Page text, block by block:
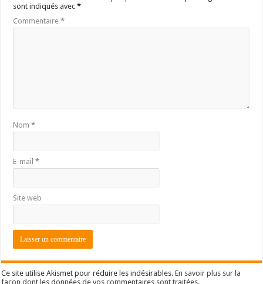
sont indiqués avec*
Commentaire*
Nom*
E-mail*
Site web
Ce site utilise Akismet pour réduire les indésirables.En savoir plus sur la
façon dont les données de vos commentaires sont traitées.